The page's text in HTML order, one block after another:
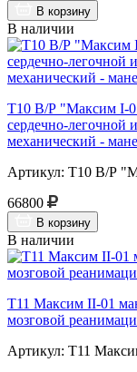
В корзину
В наличии
Т10 В/Р "Максим I-
сердечно-легочной
механический -
Артикул: Т10 В/Р
66800
В корзину
В наличии
Т11 Максим II-01
мозговой
Артикул: Т11